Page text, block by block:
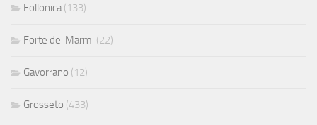
Follonica (133)
Forte dei Marmi (22)
Gavorrano (12)
Grosseto (433)